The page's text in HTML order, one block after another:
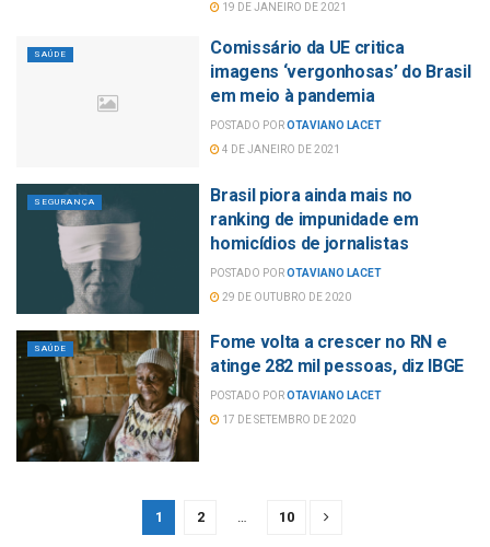
19 DE JANEIRO DE 2021
SAÚDE
Comissário da UE critica
imagens ‘vergonhosas’ do Brasil
em meio à pandemia
POSTADO POROTAVIANO LACET
4 DE JANEIRO DE 2021
SEGURANÇA
Brasil piora ainda mais no
ranking de impunidade em
homicídios de jornalistas
POSTADO POROTAVIANO LACET
29 DE OUTUBRO DE 2020
SAÚDE
Fome volta a crescer no RN e
atinge 282 mil pessoas, diz IBGE
POSTADO POROTAVIANO LACET
17 DE SETEMBRO DE 2020
1 2 10